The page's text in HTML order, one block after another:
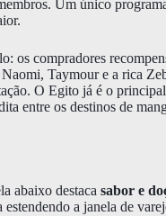
Um único
os compradores
Taymour e a rica
O Egito já é o
entre os destinos de
abaixo destaca sabor e
a janela de